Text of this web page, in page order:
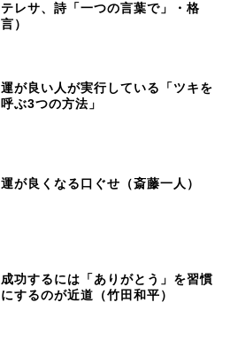
テレサ、詩「一つの言葉で」・格
言）
運が良い人が実行している「ツキを
呼ぶ3つの方法」
運が良くなる口ぐせ（斎藤一人）
成功するには「ありがとう」を習慣
にするのが近道（竹田和平）